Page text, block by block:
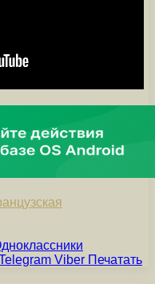
Viber Печатать